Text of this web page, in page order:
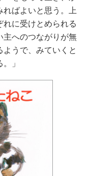
ばよいと思う。上
に受けとめられる
へのつながりが無
うで、みていくと
」